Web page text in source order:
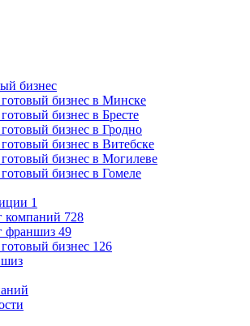
бизнес
бизнес в Минске
бизнес в Бресте
бизнес в Гродно
бизнес в Витебске
бизнес в Могилеве
бизнес в Гомеле
1
компаний 728
франшиз 49
бизнес 126